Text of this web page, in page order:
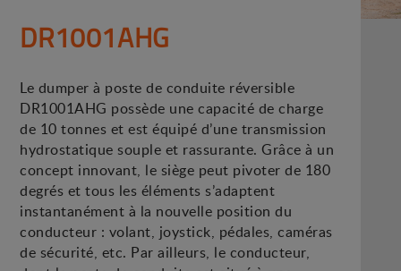
DR1001AHG
Le dumper à poste de conduite réversible
DR1001AHG possède une capacité de charge
de 10 tonnes et est équipé d’une transmission
hydrostatique souple et rassurante. Grâce à un
concept innovant, le siège peut pivoter de 180
degrés et tous les éléments s’adaptent
instantanément à la nouvelle position du
conducteur : volant, joystick, pédales, caméras
de sécurité, etc. Par ailleurs, le conducteur,